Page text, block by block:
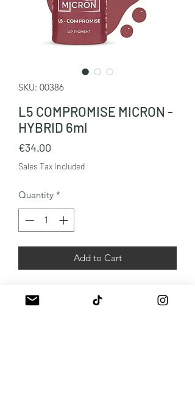
SKU: 00386
L5 COMPROMISE MICRON -
HYBRID 6ml
€34.00
Sales Tax Included
Quantity *
Add to Cart